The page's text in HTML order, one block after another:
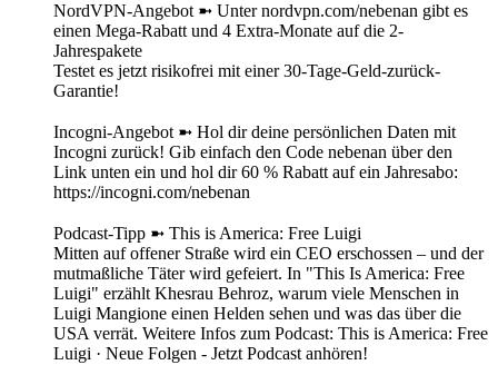
NordVPN-Angebot ➼ Unter nordvpn.com/nebenan gibt es
einen Mega-Rabatt und 4 Extra-Monate auf die 2-
Jahrespakete
Testet es jetzt risikofrei mit einer 30-Tage-Geld-zurück-
Garantie!
Incogni-Angebot ➼ Hol dir deine persönlichen Daten mit
Incogni zurück! Gib einfach den Code nebenan über den
Link unten ein und hol dir 60 % Rabatt auf ein Jahresabo:
https://incogni.com/nebenan
Podcast-Tipp ➼ This is America: Free Luigi
Mitten auf offener Straße wird ein CEO erschossen – und der
mutmaßliche Täter wird gefeiert. In "This Is America: Free
Luigi" erzählt Khesrau Behroz, warum viele Menschen in
Luigi Mangione einen Helden sehen und was das über die
USA verrät. Weitere Infos zum Podcast: This is America: Free
Luigi · Neue Folgen - Jetzt Podcast anhören!